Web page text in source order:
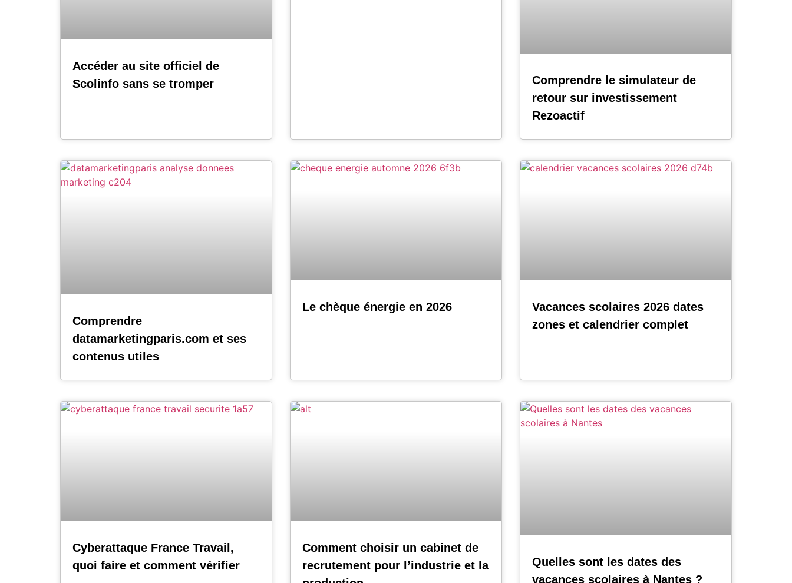
Accéder au site officiel de
Scolinfo sans se tromper
Comprendre le simulateur de
retour sur investissement
Rezoactif
Comprendre
datamarketingparis.com et ses
contenus utiles
Le chèque énergie en 2026
Vacances scolaires 2026 dates
zones et calendrier complet
Cyberattaque France Travail,
quoi faire et comment vérifier
Comment choisir un cabinet de
recrutement pour l’industrie et la
Quelles sont les dates des
vacances scolaires à Nantes ?